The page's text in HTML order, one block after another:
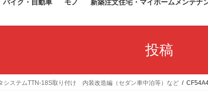
バイク・自動車 モノ 新築注文住宅・マイホームメンテナ
投稿
システムTTN-18S取り付け 内装改造編（セダン車中泊等）など